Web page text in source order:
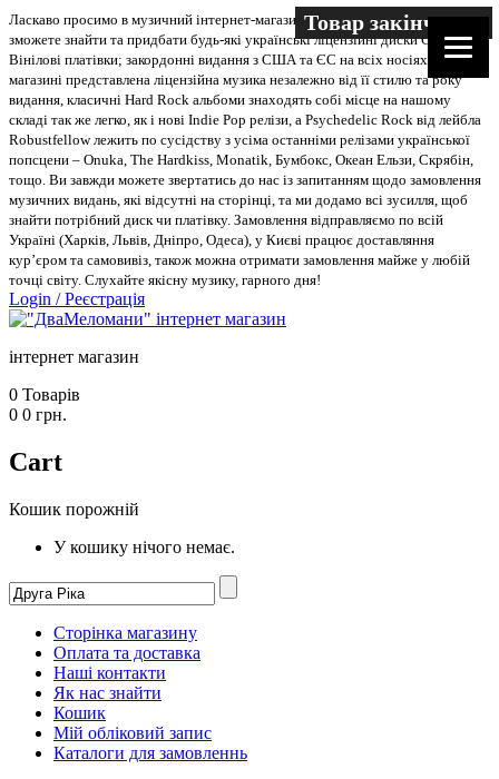
Ласкаво просимо в музичний інтернет-магазин “Два меломани”. У нас Ви
зможете знайти та придбати будь-які українські ліцензійні диски CD, DVD,
Вінілові платівки; закордонні видання з США та ЄС на всіх носіях. В
магазині представлена ліцензійна музика незалежно від її стилю та року
видання, класичні Hard Rock альбоми знаходять собі місце на нашому
складі так же легко, як і нові Indie Pop релізи, а Psychedelic Rock від лейбла
Robustfellow лежить по сусідству з усіма останніми релізами української
попсцени – Onuka, The Hardkiss, Monatik, Бумбокс, Океан Ельзи, Скрябін,
тощо. Ви завжди можете звертатись до нас із запитанням щодо замовлення
музичних видань, які відсутні на сторінці, та ми додамо всі зусилля, щоб
знайти потрібний диск чи платівку. Замовлення відправляємо по всій
Україні (Харків, Львів, Дніпро, Одеса), у Києві працює доставляння
кур’єром та самовивіз, також можна отримати замовлення майже у любій
точці світу. Слухайте якісну музику, гарного дня!
Login /Реєстрація
інтернет магазин
0 Товарів
0 0 грн.
Cart
Кошик порожній
У кошику нічого немає.
Сторінка магазину
Оплата та доставка
Наші контакти
Як нас знайти
Кошик
Мій обліковий запис
Каталоги для замовленнь
Товар закінчився
Товар закінчився